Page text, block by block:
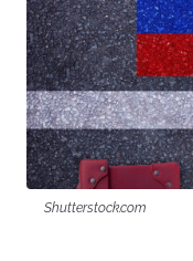
Shutterstock.com